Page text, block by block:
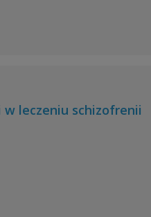
leczeniu schizofrenii